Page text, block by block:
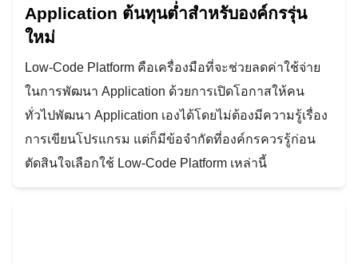
Application ต้นทุนต่ำสำหรับองค์กรรุ่น
ใหม่
Low-Code Platform คือเครื่องมือที่จะช่วยลดค่าใช้จ่าย
ในการพัฒนา Application ด้วยการเปิดโอกาสให้คน
ทั่วไปพัฒนา Application เองได้โดยไม่ต้องมีความรู้เรื่อง
การเขียนโปรแกรม แต่ก็มีข้อจำกัดที่องค์กรควรรู้ก่อน
ตัดสินใจเลือกใช้ Low-Code Platform เหล่านี้